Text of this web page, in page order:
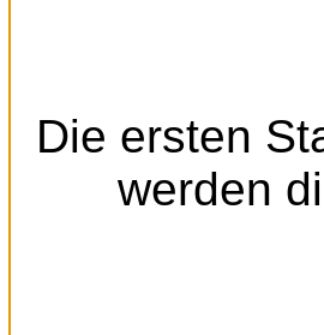
Die ersten
werden